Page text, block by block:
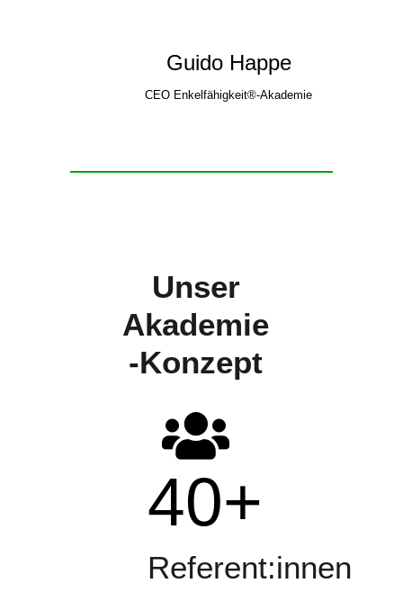
Guido Happe
CEO Enkelfähigkeit®-Akademie
Unser
Akademie
-Konzept
40+
Referent:innen